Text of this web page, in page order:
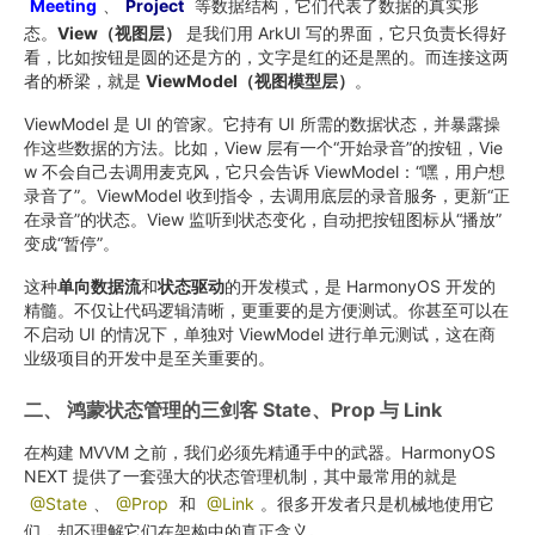
Meeting
Project 等数据结构，它们代表了数据的真实形
态。 View（视图层）
是我们用 ArkUI 写的界面，它只负责长得好
看，比如按钮是圆的还是方的，文字是红的还是黑的。而连接这两
者的桥梁，就是 ViewModel（视图模型层） 。
ViewModel 是 UI 的管家。它持有 UI 所需的数据状态，并暴露操
作这些数据的方法。比如，View 层有一个“开始录音”的按钮，Vie
w 不会自己去调用麦克风，它只会告诉 ViewModel：“嘿，用户想
录音了”。ViewModel 收到指令，去调用底层的录音服务，更新“正
在录音”的状态。View 监听到状态变化，自动把按钮图标从“播放”
变成“暂停”。
这种单向数据流和状态驱动的开发模式，是 HarmonyOS 开发的
精髓。不仅让代码逻辑清晰，更重要的是方便测试。你甚至可以在
不启动 UI 的情况下，单独对 ViewModel 进行单元测试，这在商
业级项目的开发中是至关重要的。
二、 鸿蒙状态管理的三剑客 State、Prop 与 Link
在构建 MVVM 之前，我们必须先精通手中的武器。HarmonyOS
NEXT 提供了一套强大的状态管理机制，其中最常用的就是
@State
@Prop 和 @Link 。很多开发者只是机械地使用它
们，却不理解它们在架构中的真正含义。